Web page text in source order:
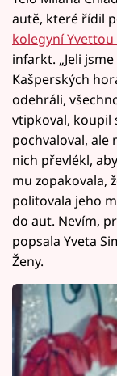
autě, které řídil
kolegyní
infarkt. „Jeli
Kašperských
odehráli,
vtipkoval, koupil
pochvaloval, ale
nich převlékl,
mu zopakovala,
politovala jeho
do aut. Nevím,
popsala Yveta
Ženy.